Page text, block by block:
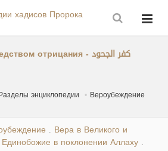
Неверие посредством отрицания - كفر الجحود
энциклопедии Вероубеждение
Вера в Великого и
Единобожие в поклонении Аллаху